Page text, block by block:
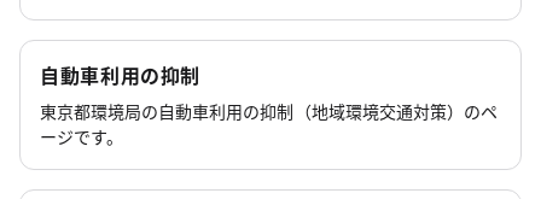
自動車利用の抑制
東京都環境局の自動車利用の抑制（地域環境交通対策）のペ
ージです。